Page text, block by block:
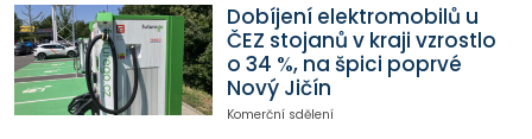
Dobíjení elektromobilů u
ČEZ stojanů v kraji vzrostlo
o 34 %, na špici poprvé
Nový Jičín
Komerční sdělení